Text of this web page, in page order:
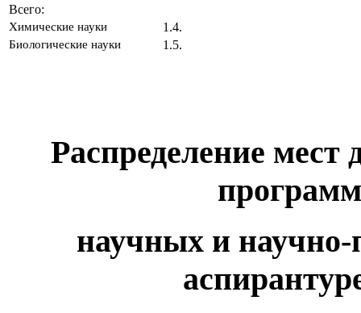
Всего:
Химические науки 1.4.
Биологические науки 1.5.
Распределение мест
научных и научно-